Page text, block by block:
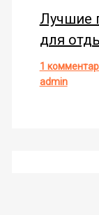
Лучшие
для
1
admin